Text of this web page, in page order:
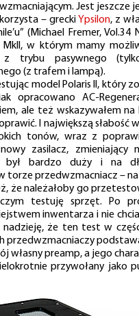
Jest jeszcze
– grecki Ypsilon, z
(Michael Fremer, Vol.34
MkII, w którym mamy
z trybu pasywnego
(z trafem i lampą).
model Polaris II, który
opracowano AC-
ale też wskazywałem na
I największą słabość
tonów, wraz z
zasilacz, zmieniający
był bardzo duży i na
torze przedwzmacniacz –
że należałoby go
testuję sprzęt. Po
inwentarza i nie
że ten test w
przedwzmacniaczy
własny preamp, a jego
przywołany jako